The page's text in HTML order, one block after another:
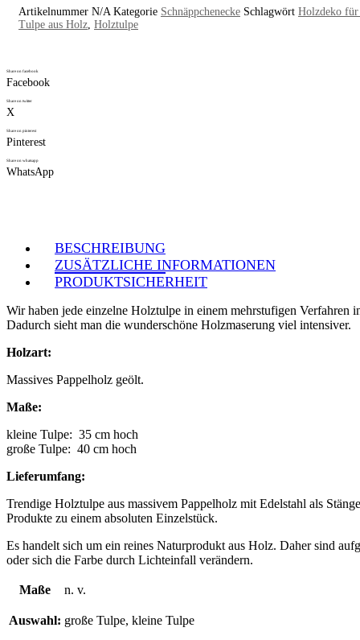
Artikelnummer N/A Kategorie Schnäppchenecke Schlagwört Holzdeko
Tulpe aus Holz Holztulpe
Share on facebook
Facebook
Share on twitter
X
Share on pinterest
Pinterest
Share on whatsapp
WhatsApp
BESCHREIBUNG
ZUSÄTZLICHE INFORMATIONEN
PRODUKTSICHERHEIT
Wir haben jede einzelne Holztulpe in einem mehrstufigen Verfahren
Dadurch sieht man die wunderschöne Holzmaserung viel intensiver.
Holzart:
Massives Pappelholz geölt.
Maße:
kleine Tulpe: 35 cm hoch
große Tulpe: 40 cm hoch
Lieferumfang:
Trendige Holztulpe aus massivem Pappelholz mit Edelstahl als
Produkte zu einem absoluten Einzelstück.
Es handelt sich um ein reines Naturprodukt aus Holz. Daher sind
oder sich die Farbe durch Lichteinfall verändern.
Maße n. v.
Auswahl: große Tulpe, kleine Tulpe